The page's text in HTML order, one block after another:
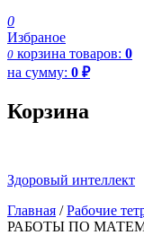
0
Избраное
0 корзина товаров: 0
на сумму: 0 ₽
Корзина
Здоровый интеллект
Главная /Рабочие
РАБОТЫ ПО